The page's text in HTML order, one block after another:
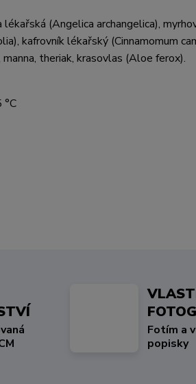
(Angelica archangelica),
kafrovník lékařský (Cinnamomum
theriak, krasovlas (Aloe ferox).
°C
Fotím a
popisky